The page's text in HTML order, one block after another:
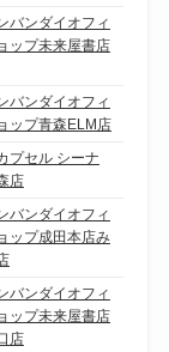
バンダイオフィ
ップ未来屋書店
バンダイオフィ
ップ青森ELM店
プセル シーナ
店
バンダイオフィ
ップ成田本店み
バンダイオフィ
ップ未来屋書店
店